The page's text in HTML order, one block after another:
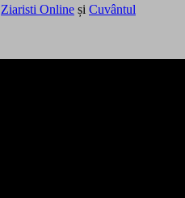
Ziaristi Online și Cuvântul